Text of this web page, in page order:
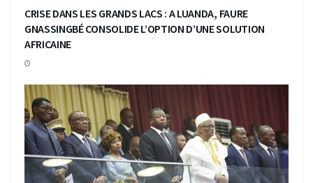
CRISE DANS LES GRANDS LACS : A LUANDA, FAURE
GNASSINGBÉ CONSOLIDE L’OPTION D’UNE SOLUTION
AFRICAINE